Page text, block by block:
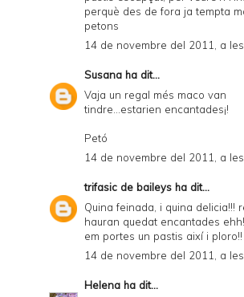
perquè des de fora ja tempta
petons
14 de novembre del 2011, a
Susana ha dit...
Vaja un regal més maco van
tindre...estarien encantades¡!
Petó
14 de novembre del 2011, a
trifasic de baileys ha dit...
Quina feinada, i quina delicia!!!
hauran quedat encantades
em portes un pastis així i
14 de novembre del 2011, a
Helena ha dit...